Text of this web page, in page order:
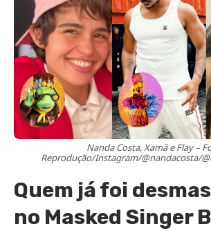
Nanda Costa, Xamã e Flay –
Reprodução/Instagram/@nandacosta/
Quem já foi
no Masked Singer